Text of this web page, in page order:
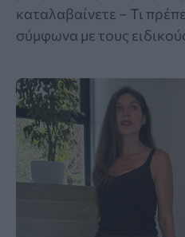
καταλαβαίνετε – Τι
σύμφωνα με τους